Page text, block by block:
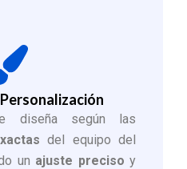
diseña según las
del equipo del
un ajuste preciso y